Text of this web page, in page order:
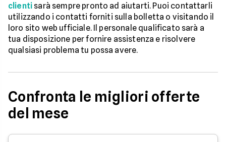
clienti sarà sempre pronto ad aiutarti. Puoi contattarli
utilizzando i contatti forniti sulla bolletta o visitando il
loro sito web ufficiale. Il personale qualificato sarà a
tua disposizione per fornire assistenza e risolvere
qualsiasi problema tu possa avere.
Confronta le migliori offerte
del mese